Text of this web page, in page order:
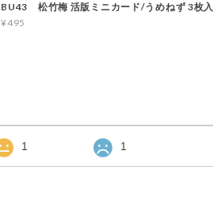
BU43 松竹梅 活版ミニカード/うめねず 3枚入
¥495
1 1